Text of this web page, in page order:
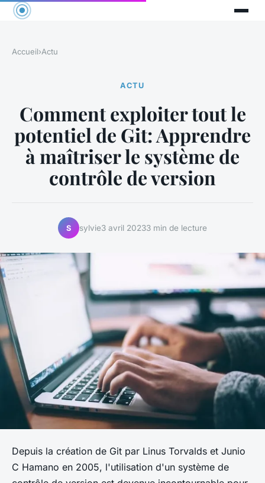
Accueil›Actu
ACTU
Comment exploiter tout le
potentiel de Git: Apprendre
à maîtriser le système de
contrôle de version
S sylvie3 avril 20233 min de lecture
Depuis la création de Git par Linus Torvalds et Junio
C Hamano en 2005, l'utilisation d'un système de